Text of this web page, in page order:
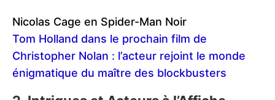
Nicolas Cage en Spider-Man Noir
Tom Holland dans le prochain film de
Christopher Nolan : l’acteur rejoint le monde
énigmatique du maître des blockbusters